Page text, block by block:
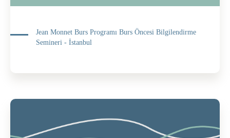
Jean Monnet Burs Programı Burs Öncesi Bilgilendirme
Semineri - İstanbul